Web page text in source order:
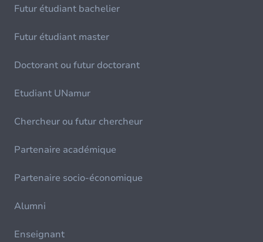
Futur étudiant bachelier
Futur étudiant master
Doctorant ou futur doctorant
Etudiant UNamur
Chercheur ou futur chercheur
Partenaire académique
Partenaire socio-économique
Alumni
Enseignant